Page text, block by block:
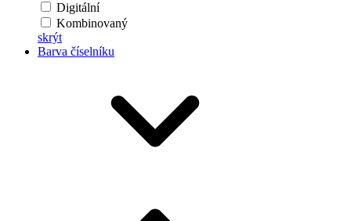
Digitální
Kombinovaný
skrýt
Barva číselníku